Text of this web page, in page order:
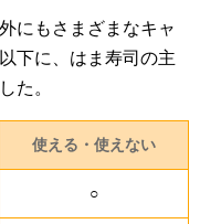
にもさまざまなキャ
下に、はま寿司の主
た。
使える・使えない
○